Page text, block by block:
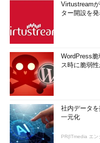
Virtustream
ター開設を
WordPress
ス時に脆弱
社内データ
一元化
PR(ITmedia エン